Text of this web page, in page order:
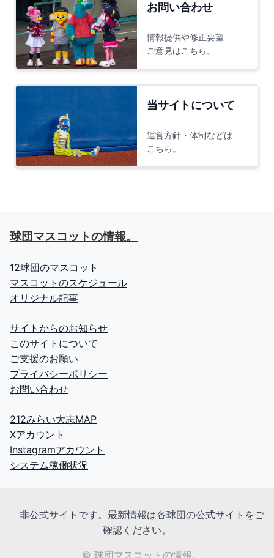
お問い合わせ
情報提供や修正要望
ご意見はこちら。
当サイトについて
運営方針・体制などは
こちら。
球団マスコットの情報。
12球団のマスコット
マスコットのスケジュール
オリジナル記事
サイトからのお知らせ
このサイトについて
ご支援のお願い
プライバシーポリシー
お問い合わせ
212みらい大志MAP
Xアカウント
Instagramアカウント
システム稼働状況
非公式サイトです。最新情報は各球団の公式サイトをご
確認ください。
© 球団マスコットの情報。